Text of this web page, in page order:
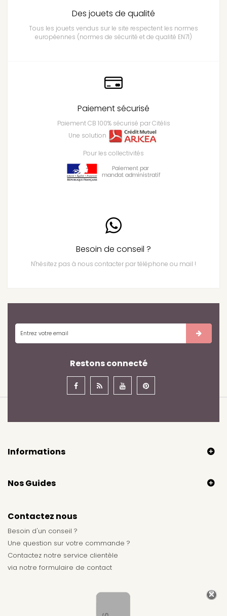
Des jouets de qualité
Tous les jouets vendus sur le site respectent les normes
européennes (normes de sécurité et de qualité EN71)
Paiement sécurisé
Paiement CB 100% sécurisé par Citélis
Une solution
Pour les collectivités
Besoin de conseil ?
N'hésitez pas à nous contacter par téléphone ou mail !
Restons connecté
Informations
Nos Guides
Contactez nous
Besoin d'un conseil ?
Une question sur votre commande ?
Contactez notre service clientèle
via notre formulaire de contact